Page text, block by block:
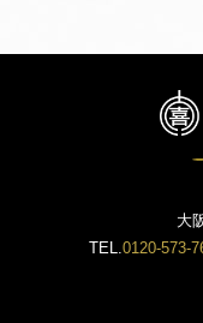
大
TEL.0120-573-